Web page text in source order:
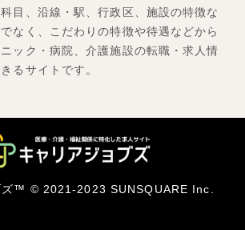
目、沿線・駅、行政区、施設の特徴な
なく、こだわりの特徴や待遇などから
ック・病院、介護施設の転職・求人情
るサイトです。
ズ™ © 2021-2023 SUNSQUARE Inc.